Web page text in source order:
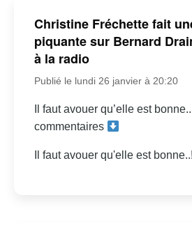
Christine Fréchette fait
piquante sur Bernard
à la radio
Publié le lundi 26 janvier à 20:20
Il faut avouer qu’elle est
commentaires
Il faut avouer qu'elle est bonne..!